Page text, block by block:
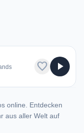
favorite play_arrow
online. Entdecken
aus aller Welt auf